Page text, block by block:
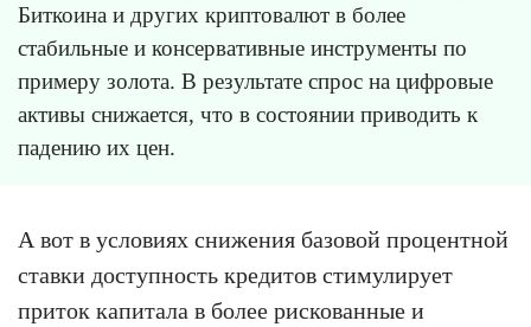
Биткоина и других криптовалют в более
стабильные и консервативные инструменты по
примеру золота. В результате спрос на цифровые
активы снижается, что в состоянии приводить к
падению их цен.
А вот в условиях снижения базовой процентной
ставки доступность кредитов стимулирует
приток капитала в более рискованные и